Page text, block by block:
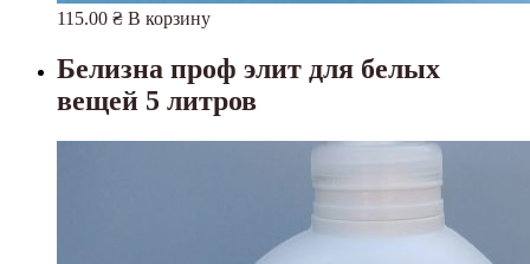
115.00 ₴ В корзину
Белизна проф элит для белых
вещей 5 литров